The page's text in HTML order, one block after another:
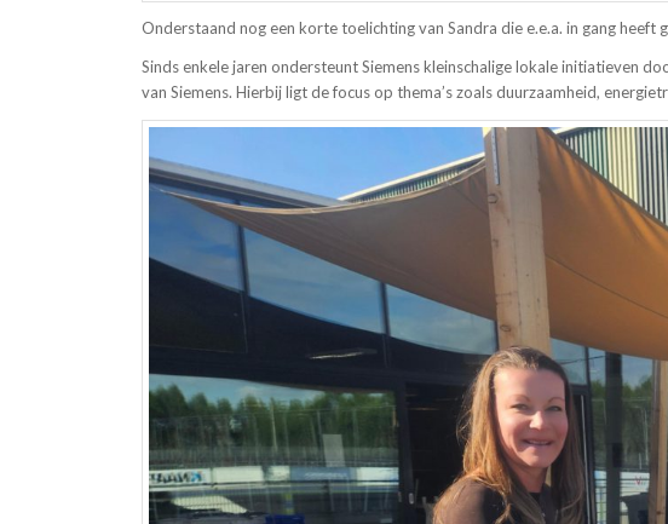
Onderstaand nog een korte toelichting van Sandra die e.e.a. in gang heeft
Sinds enkele jaren ondersteunt Siemens kleinschalige lokale initiatieven
van Siemens. Hierbij ligt de focus op thema’s zoals duurzaamheid,